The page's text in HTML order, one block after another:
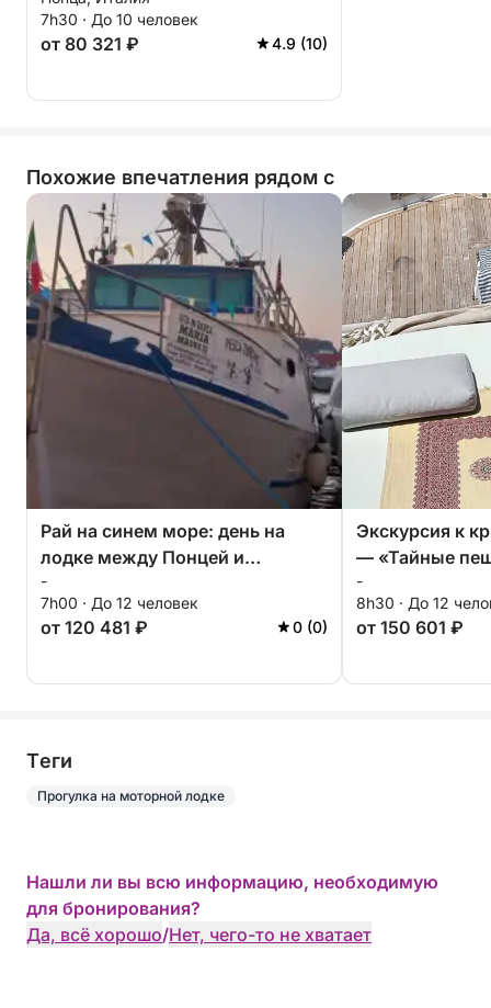
7h30 · До 10 человек
от 80 321 ₽ 4.9 (10)
Похожие впечатления рядом с
Рай на синем море: день на
лодке между Понцей и
Пальмаролой
-
7h00 · До 12 человек
от 120 481 ₽ 0 (0)
Экскурсия к
— «Тайные
бирюзовые
-
8h30 · До 12
от 150 601 ₽
Tеги
Прогулка на моторной лодке
Нашли ли вы всю информацию, необходимую
для бронирования?
Да, всё хорошо/Нет, чего-то не хватает